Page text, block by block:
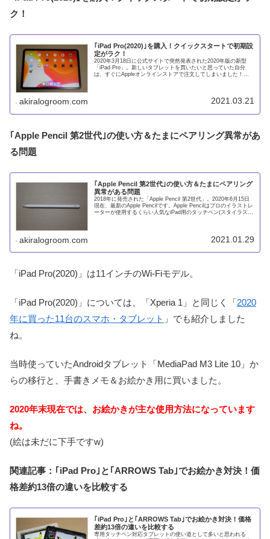
ク！
｢iPad Pro(2020)｣を購入！クイックスタートで初期設
定がラク！
2020年3月18日に公式サイトで突然発表された2020年版の新型
「iPad Pro」。新しいタブレットを買いたいと思っていた自分
は、すぐにAppleオンラインストアで注文してしまいました！ア
akiralogroom.com 2021.03.21
｢Apple Pencil 第2世代｣の使い方＆たまにペアリング異常があ
る問題
｢Apple Pencil 第2世代｣の使い方＆たまにペアリング
異常がある問題
2018年に発売された「Apple Pencil 第2世代」。2020年6月15日
現在、最新のApple Pencilです。Apple Pencilはプロのイラストレ
ーターが使用するくらい人気なiPad用のタッチペン(スタイラスペ
akiralogroom.com 2021.01.29
「iPad Pro(2020)」は11インチのWi-Fiモデル。
「iPad Pro(2020)」については、「Xperia 1」と同じく「2020
年に買った11台のスマホ・タブレット 」でも紹介しました
ね。
当時使っていたAndroidタブレット「MediaPad M3 Lite 10」か
らの移行と、手書きメモ＆お絵かき用に買いました。
2020年末現在では、お絵かきが主な使用方法になっています
ね。
(絵は未だに下手ですw)
関連記事：｢iPad Pro｣と｢ARROWS Tab｣でお絵かき対決！価
格差約13倍の違いを比較する
｢iPad Pro｣と｢ARROWS Tab｣でお絵かき対決！価格
差約13倍の違いを比較する
専用タッチペン対応タブレットの使い道として多いと思われる